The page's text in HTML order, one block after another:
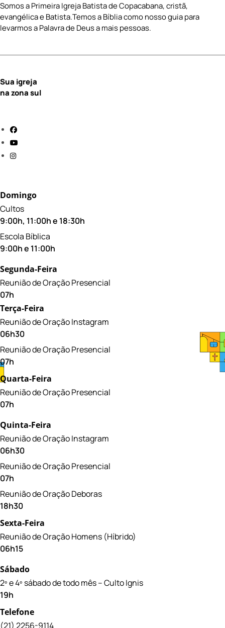
Somos a Primeira Igreja Batista de Copacabana, cristã,
evangélica e Batista.Temos a Bíblia como nosso guia para
levarmos a Palavra de Deus a mais pessoas.
Sua igreja
na zona sul
Domingo
Cultos
9:00h, 11:00h e 18:30h
Escola Bíblica
9:00h e 11:00h
Segunda-Feira
Reunião de Oração Presencial
07h
Terça-Feira
Reunião de Oração Instagram
06h30
Reunião de Oração Presencial
07h
Quarta-Feira
Reunião de Oração Presencial
07h
Quinta-Feira
Reunião de Oração Instagram
06h30
Reunião de Oração Presencial
07h
Reunião de Oração Deboras
18h30
Sexta-Feira
Reunião de Oração Homens (Híbrido)
06h15
Sábado
2º e 4º sábado de todo mês – Culto Ignis
19h
Telefone
(21) 2256-9114